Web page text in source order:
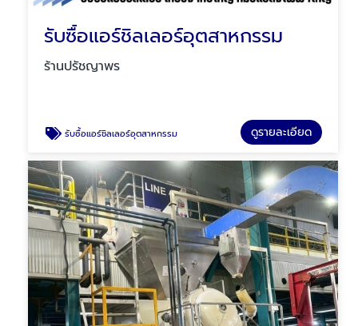
รับซื้อแอร์ชิลเลอร์อุตสาหกรรม
ร้านปรัชญาพร
รับซื้อแอร์ชิลเลอร์อุตสาหกรรม ดูรายละเอียด